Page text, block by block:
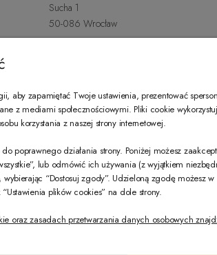
Sucha 1
50-086 Wrocław
wroclavia@zeccoro.pl
aby zapamiętać Twoje ustawienia, prezentować
z mediami społecznościowymi. Pliki cookie
korzystania z naszej strony internetowej.
poprawnego działania strony. Poniżej możesz
lub odmówić ich używania (z wyjątkiem
“Dostosuj zgody”. Udzieloną zgodę możesz
plików cookies” na dole strony.
oraz zasadach przetwarzania danych osobowych